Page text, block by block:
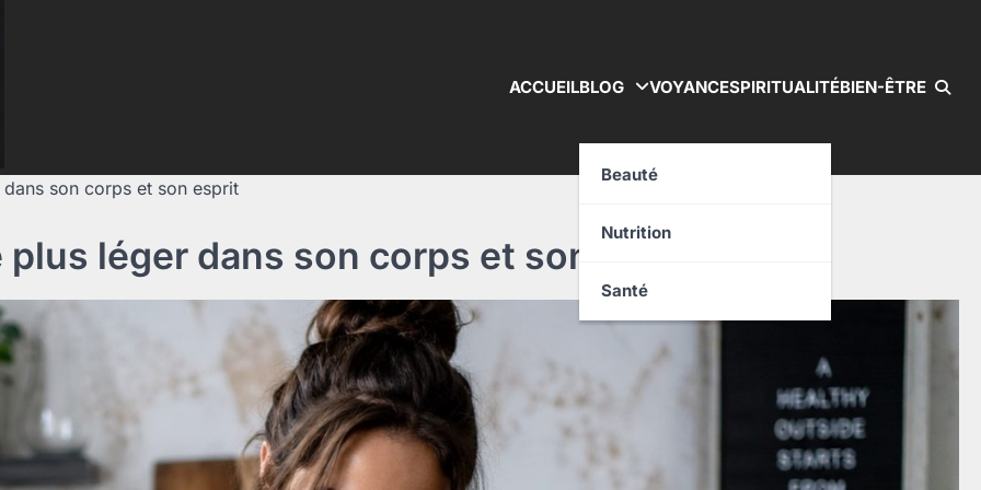
ACCUEILBLOG
Beauté
Nutrition
Santé
VOYANCESPIRITUALITÉBIEN-ÊTRE
son corps et son esprit
léger dans son corps et son esprit